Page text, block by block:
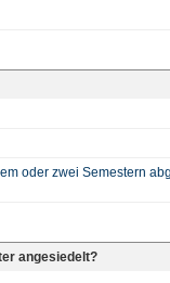
oder zwei Semestern
angesiedelt?